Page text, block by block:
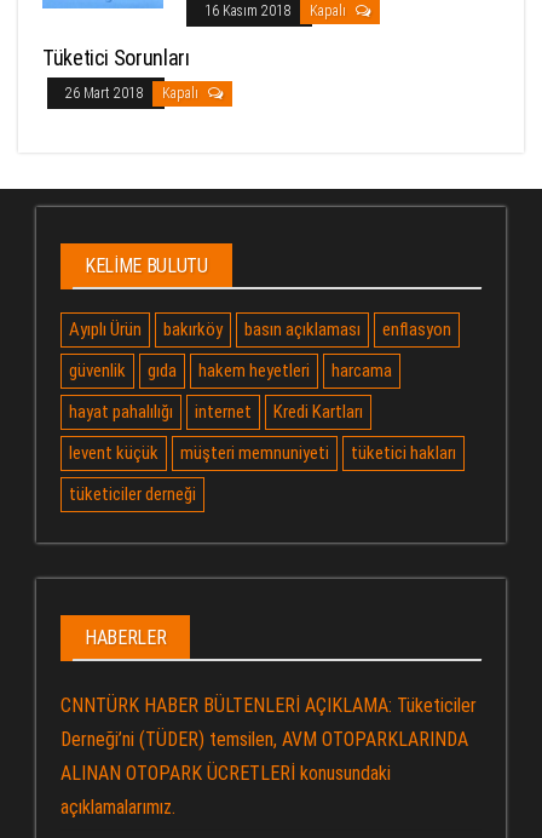
16 Kasım 2018 Kapalı
Tüketici Sorunları
26 Mart 2018 Kapalı
KELIME BULUTU
Ayıplı Ürün bakırköy basın açıklaması
enflasyon
güvenlik
gıda hakem heyetleri
harcama
hayat pahalılığı
internet
Kredi Kartları
levent küçük
müşteri memnuniyeti
tüketici hakları
tüketiciler derneği
HABERLER
CNNTÜRK HABER BÜLTENLERİ AÇIKLAMA: Tüketiciler
Derneği’ni (TÜDER) temsilen, AVM OTOPARKLARINDA
ALINAN OTOPARK ÜCRETLERİ konusundaki
açıklamalarımız.